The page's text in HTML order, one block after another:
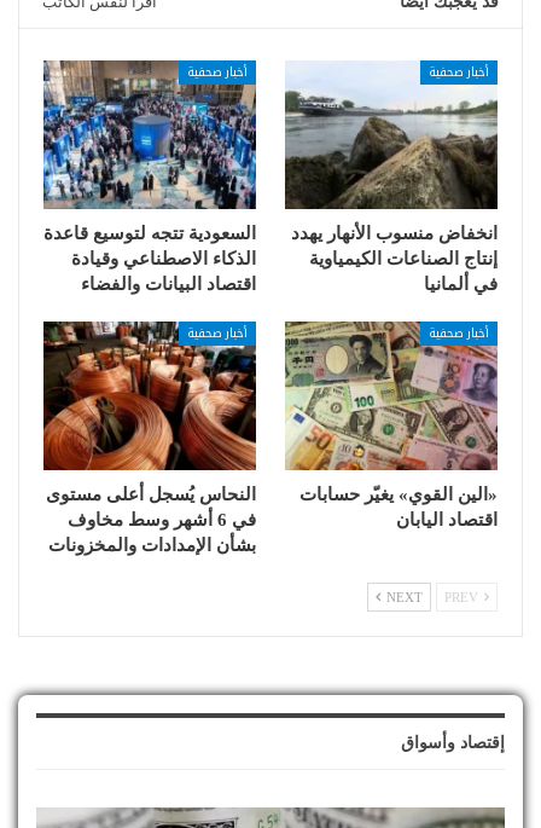
أخبار صحفية
انخفاض منسوب الأنهار يهدد
إنتاج الصناعات الكيمياوية
في ألمانيا
أخبار صحفية
السعودية تتجه لتوسيع قاعدة
الذكاء الاصطناعي وقيادة
اقتصاد البيانات والفضاء
أخبار صحفية
«الين القوي» يغيّر حسابات
اقتصاد اليابان
أخبار صحفية
النحاس يُسجل أعلى مستوى
في 6 أشهر وسط مخاوف
بشأن الإمدادات والمخزونات
NEXT
إقتصاد وأسواق